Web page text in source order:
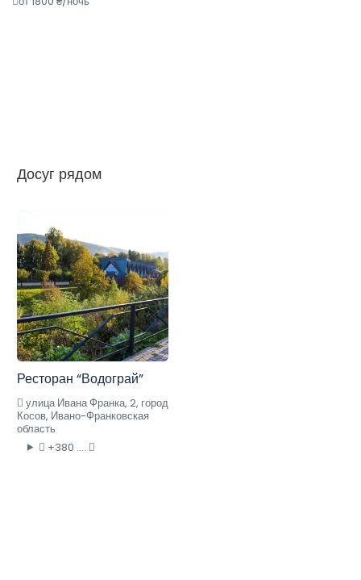
Досуг рядом
Ресторан “Водограй”
улица Ивана Франка, 2, город
Косов, Ивано-Франковская
область
+380 ....